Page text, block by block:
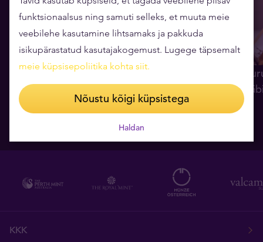
OTSE: kas kulllaturg on
taasärkamas? (Tavidi analüütik
Mait Kraun)
Analüüs:
aasta olulisim
06.08.2026
KKK
funktsionaalsus ning samuti selleks, et muuta meie
veebilehe kasutamine lihtsamaks ja pakkuda
isikupärastatud kasutajakogemust. Lugege täpsemalt
meie küpsisepoliitika kohta siit.
Nõustu kõigi küpsistega
Haldan